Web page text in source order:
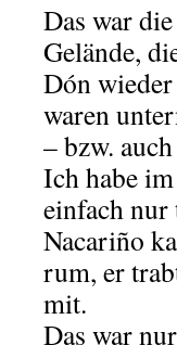
Das war
Gelände,
Dón
waren
– bzw.
Ich habe
einfach
Nacariño
rum, er
mit.
Das war